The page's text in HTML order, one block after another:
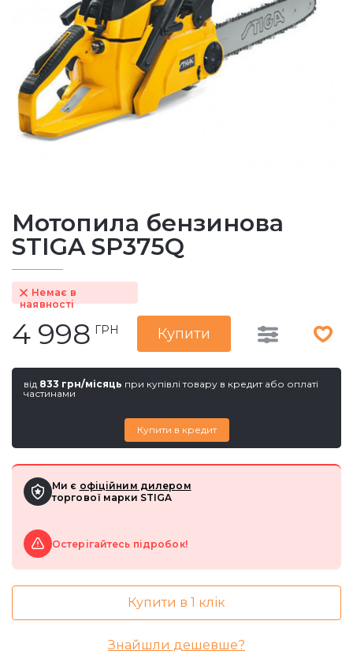
Мотопила бензинова
STIGA SP375Q
Немає в
наявності
4 998 ГРН Купити
від 833 грн/місяць при купівлі товару в кредит або оплаті
частинами
Купити в кредит
Ми є офіційним дилером
торгової марки STIGA
Остерігайтесь підробок!
Купити в 1 клік
Знайшли дешевше?